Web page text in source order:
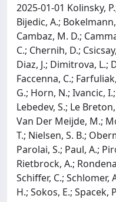
2025-01-01 Kolinsky,
Bijedic, A.;
Cambaz, M. D.;
C.; Chernih, D.;
Diaz, J.; Dimitrova, L.;
Faccenna, C.;
G.; Horn, N.; Ivancic, I.;
Lebedev, S.; Le
Van Der Meijde, M.;
T.; Nielsen, S. B.;
Parolai, S.; Paul, A.;
Rietbrock, A.;
Schiffer, C.; Schlomer,
H.; Sokos, E.; Spacek,